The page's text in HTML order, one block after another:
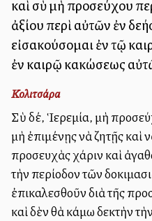
καὶ σὺ μὴ προσεύχου
ἀξίου περὶ αὐτῶν ἐν
εἰσακούσομαι ἐν τῷ
ἐν καιρῷ κακώσεως
Κολιτσάρα
Σὺ δέ, Ἱερεμία, μὴ
μὴ ἐπιμένῃς νὰ ζητῇς καὶ
προσευχὰς χάριν καὶ
τὴν περίοδον τῶν
ἐπικαλεσθοῦν διὰ τῆς
καὶ δὲν θὰ κάμω δεκτὴν